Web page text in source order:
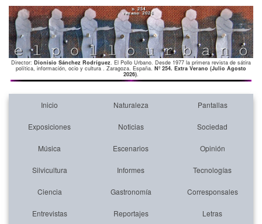
Director: Dionisio Sánchez Rodríguez. El Pollo Urbano. Desde 1977 la primera revista de sátira
política, información, ocio y cultura . Zaragoza. España. Nº 254. Extra Verano (Julio Agosto
2026).
Inicio Naturaleza Pantallas
Exposiciones Noticias Sociedad
Música Escenarios Opinión
Silvicultura Informes Tecnologías
Ciencia Gastronomía Corresponsales
Entrevistas Reportajes Letras